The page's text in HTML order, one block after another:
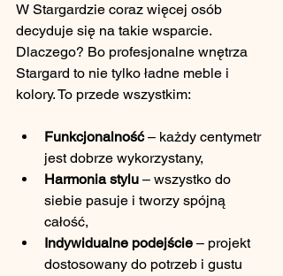
W Stargardzie coraz więcej osób
decyduje się na takie wsparcie.
Dlaczego? Bo profesjonalne wnętrza
Stargard to nie tylko ładne meble i
kolory. To przede wszystkim:
Funkcjonalność – każdy centymetr
jest dobrze wykorzystany,
Harmonia stylu – wszystko do
siebie pasuje i tworzy spójną
całość,
Indywidualne podejście – projekt
dostosowany do potrzeb i gustu